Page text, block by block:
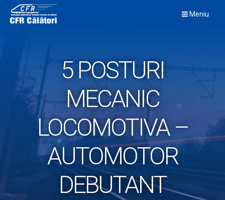
content
Meniu
5 POSTURI
MECANIC
LOCOMOTIVA –
AUTOMOTOR
DEBUTANT